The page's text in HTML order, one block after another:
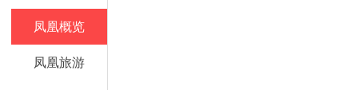
凤凰概览
凤凰旅游